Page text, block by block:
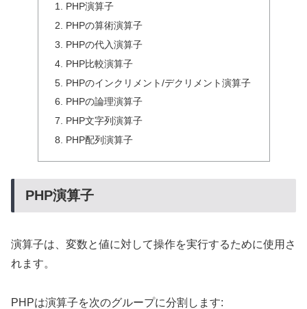
PHP演算子
PHPの算術演算子
PHPの代入演算子
PHP比較演算子
PHPのインクリメント/デクリメント演算子
PHPの論理演算子
PHP文字列演算子
PHP配列演算子
PHP演算子
演算子は、変数と値に対して操作を実行するために使用さ
れます。
PHPは演算子を次のグループに分割します: